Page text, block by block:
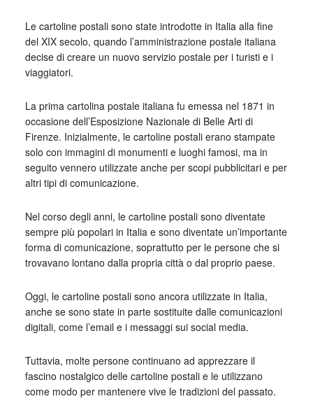
Le cartoline postali sono state introdotte in Italia alla fine
del XIX secolo, quando l’amministrazione postale italiana
decise di creare un nuovo servizio postale per i turisti e i
viaggiatori.
La prima cartolina postale italiana fu emessa nel 1871 in
occasione dell’Esposizione Nazionale di Belle Arti di
Firenze. Inizialmente, le cartoline postali erano stampate
solo con immagini di monumenti e luoghi famosi, ma in
seguito vennero utilizzate anche per scopi pubblicitari e per
altri tipi di comunicazione.
Nel corso degli anni, le cartoline postali sono diventate
sempre più popolari in Italia e sono diventate un’importante
forma di comunicazione, soprattutto per le persone che si
trovavano lontano dalla propria città o dal proprio paese.
Oggi, le cartoline postali sono ancora utilizzate in Italia,
anche se sono state in parte sostituite dalle comunicazioni
digitali, come l’email e i messaggi sui social media.
Tuttavia, molte persone continuano ad apprezzare il
fascino nostalgico delle cartoline postali e le utilizzano
come modo per mantenere vive le tradizioni del passato.